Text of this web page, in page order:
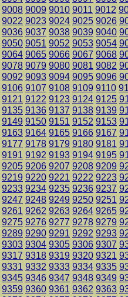
9008 9009 9010 9011 9012
9022 9023 9024 9025 9026
9036 9037 9038 9039 9040
9050 9051 9052 9053 9054
9064 9065 9066 9067 9068
9078 9079 9080 9081 9082
9092 9093 9094 9095 9096
9106 9107 9108 9109 9110
9121 9122 9123 9124 9125
9135 9136 9137 9138 9139
9149 9150 9151 9152 9153
9163 9164 9165 9166 9167
9177 9178 9179 9180 9181
9191 9192 9193 9194 9195
9205 9206 9207 9208 9209
9219 9220 9221 9222 9223
9233 9234 9235 9236 9237
9247 9248 9249 9250 9251
9261 9262 9263 9264 9265
9275 9276 9277 9278 9279
9289 9290 9291 9292 9293
9303 9304 9305 9306 9307
9317 9318 9319 9320 9321
9331 9332 9333 9334 9335
9345 9346 9347 9348 9349
9359 9360 9361 9362 9363